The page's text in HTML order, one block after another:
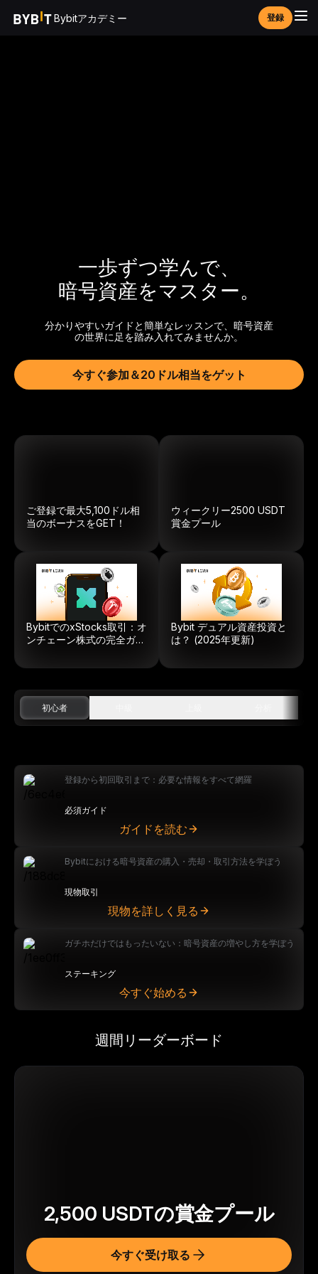
Bybitアカデミー 登録
一歩ずつ学んで、
暗号資産をマスター。
分かりやすいガイドと簡単なレッスンで、暗号資産
の世界に足を踏み入れてみませんか。
今すぐ参加＆20ドル相当をゲット
ご登録で最大5,100ドル相
当のボーナスをGET！
ウィークリー2500 USDT
賞金プール
BybitでのxStocks取引：オ
ンチェーン株式の完全ガイ
Bybit デュアル資産投資と
は？ (2025年更新)
初心者
登録から初回取引まで：必要な情報をすべて網羅
必須ガイド
ガイドを読む
Bybitにおける暗号資産の購入・売却・取引方法を学ぼう
現物取引
現物を詳しく見る
ガチホだけではもったいない：暗号資産の増やし方を学ぼう
ステーキング
今すぐ始める
週間リーダーボード
2,500 USDTの賞金プール
今すぐ受け取る